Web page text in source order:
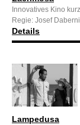
Innovatives Kino
Regie: Josef
Details
Lampedusa